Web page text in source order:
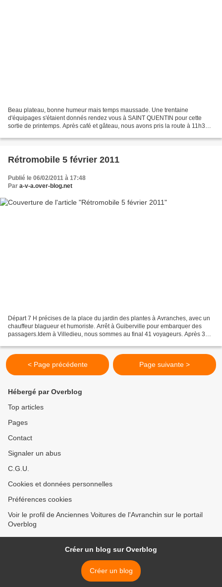
Beau plateau, bonne humeur mais temps maussade. Une trentaine
d'équipages s'étaient donnés rendez vous à SAINT QUENTIN pour cette
sortie de printemps. Après café et gâteau, nous avons pris la route à 11h30
Rétromobile 5 février 2011
Publié le 06/02/2011 à 17:48
Par a-v-a.over-blog.net
Départ 7 H précises de la place du jardin des plantes à Avranches, avec un
chauffeur blagueur et humoriste. Arrêt à Guiberville pour embarquer des
passagers.Idem à Villedieu, nous sommes au final 41 voyageurs. Après 3
< Page précédente Page suivante >
Hébergé par Overblog
Top articles
Pages
Contact
Signaler un abus
C.G.U.
Cookies et données personnelles
Préférences cookies
Voir le profil de Anciennes Voitures de l'Avranchin sur le portail
Overblog
Créer un blog sur Overblog
Créer un blog